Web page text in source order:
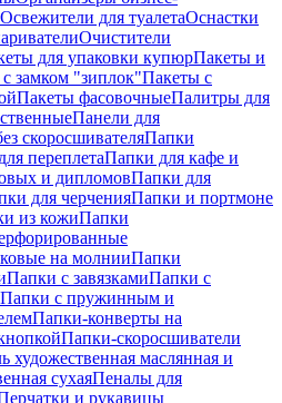
Освежители для туалетаОснастки
Очистители
для упаковки купюрПакеты и
замком "зиплок"Пакеты с
Пакеты фасовочныеПалитры для
Панели для
скоросшивателяПапки
переплетаПапки для кафе и
и дипломовПапки для
для черченияПапки и портмоне
из кожиПапки
на молнииПапки
Папки с завязкамиПапки с
Папки с пружинным и
Папки-конверты на
Папки-скоросшиватели
художественная маслянная и
сухаяПеналы для
и рукавицы